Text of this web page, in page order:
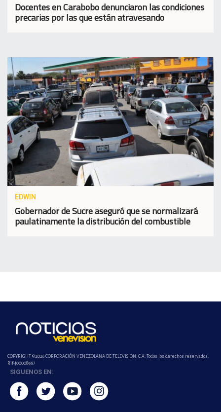
Docentes en Carabobo denunciaron las condiciones
precarias por las que están atravesando
EDWIN
Gobernador de Sucre aseguró que se normalizará
paulatinamente la distribución del combustible
COPYRIGHT ©2026 CORPORACIÓN VENEZOLANA DE TELEVISION, C.A. Todos los derechos reservados.
Rif-j000089337
SIGUENOS EN: